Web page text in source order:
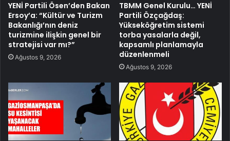
YENİ Partili Ösen’den Bakan
Ersoy’a: “Kültür ve Turizm
Bakanlığı’nın deniz
turizmine ilişkin genel bir
stratejisi var mı?”
Ağustos 9, 2026
TBMM Genel Kurulu… YENİ
Partili Özçağdaş:
Yükseköğretim sistemi
torba yasalarla değil,
kapsamlı planlamayla
düzenlenmeli
Ağustos 9, 2026